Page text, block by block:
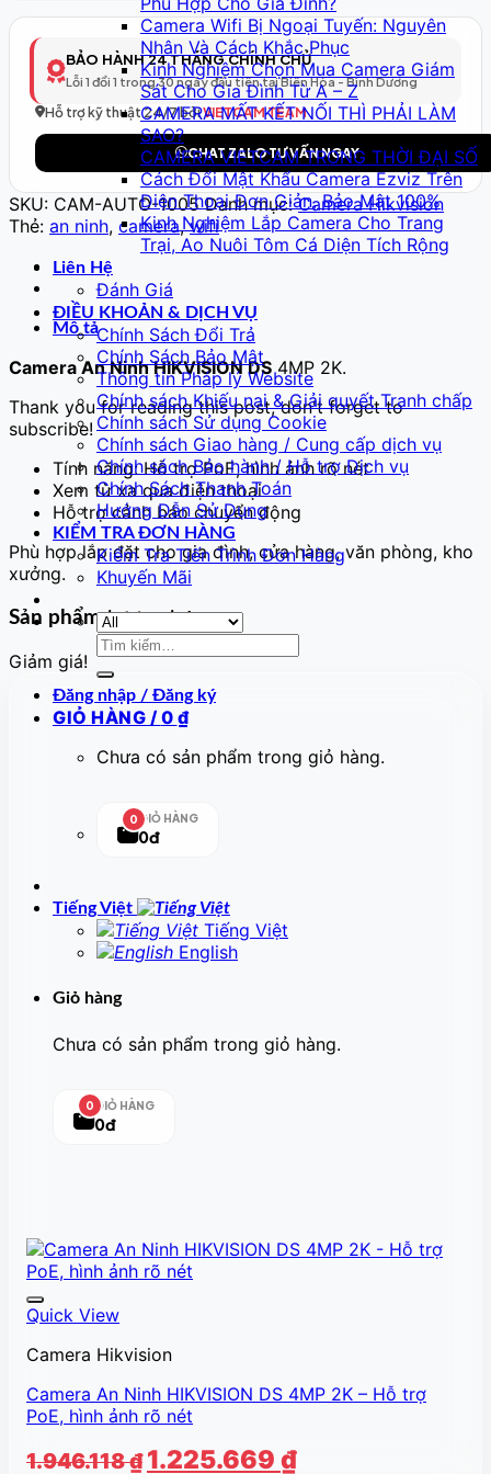
Camera Wifi Bị Ngoại Tuyến: Nguyên
Nhân Và Cách Khắc Phục
Kinh Nghiệm Chọn Mua Camera Giám
Sát Cho Gia Đình Từ A – Z
CAMERA MẤT KẾT NỐI THÌ PHẢI LÀM
SAO?
CAMERA VIETCAM TRONG THỜI ĐẠI SỐ
Cách Đổi Mật Khẩu Camera Ezviz Trên
Điện Thoại Đơn Giản, Bảo Mật 100%
Kinh Nghiệm Lắp Camera Cho Trang
Trại, Ao Nuôi Tôm Cá Diện Tích Rộng
Liên Hệ
Đánh Giá
ĐIỀU KHOẢN & DỊCH VỤ
Chính Sách Đổi Trả
Chính Sách Bảo Mật
Thông tin Pháp lý Website
Chính sách Khiếu nại & Giải quyết Tranh chấp
Chính sách Sử dụng Cookie
Chính sách Giao hàng / Cung cấp dịch vụ
Chính sách Bảo hành / Hỗ trợ Dịch vụ
Chính Sách Thanh Toán
Hướng Dẫn Sử Dụng
KIỂM TRA ĐƠN HÀNG
Kiểm Tra Tiến Trình Đơn Hàng
Khuyến Mãi
Tìm
Đăng nhập / Đăng ký
GIỎ HÀNG / 0 ₫
Chưa có sản phẩm trong giỏ hàng.
0 GIỎ HÀNG
0đ
Tiếng Việt
Tiếng Việt
English
Giỏ hàng
Chưa có sản phẩm trong giỏ hàng.
0 GIỎ HÀNG
0đ
Thông
Model
–
Full
HD
số
BẢO HÀNH 24 THÁNG CHÍNH CHỦ
Lỗi 1 đổi 1 trong 30 ngày đầu tiên tại Biên Hòa - Bình Dương
Hỗ trợ kỹ thuật 24/7 bởiVIETCAM TEAM
CHAT ZALO TƯ VẤN NGAY
SKU: CAM-AUTO-1005 Danh mục:Camera Hikvision
Thẻ: an ninh, camera,wifi
Mô tả
Camera An Ninh HIKVISION DS4MP 2K.
Thank you for reading this post, don't forget to
subscribe!
Tính năng: Hỗ trợ PoE, hình ảnh rõ nét
Xem từ xa qua điện thoại
Hỗ trợ cảnh báo chuyển động
Phù hợp lắp đặt cho gia đình, cửa hàng, văn phòng, kho
xưởng.
Sản phẩm tương tự
Giảm giá!
Quick View
Camera Hikvision
Camera An Ninh HIKVISION DS 4MP 2K – Hỗ trợ
PoE, hình ảnh rõ nét
1.946.118₫ Giá
1.225.669 ₫Giá